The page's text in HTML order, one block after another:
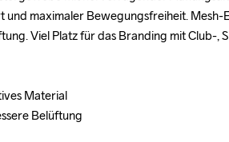
maximaler Bewegungsfreiheit. Mesh-
Viel Platz für das Branding mit Club-,
Material
Belüftung
maximaler Bewegungsfreiheit. Mesh-
Viel Platz für das Branding mit Club-,
Material
Belüftung